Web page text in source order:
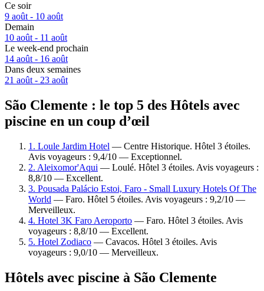
Ce soir
9 août - 10 août
Demain
10 août - 11 août
Le week-end prochain
14 août - 16 août
Dans deux semaines
21 août - 23 août
São Clemente : le top 5 des Hôtels avec
piscine en un coup d’œil
1. Loule Jardim Hotel — Centre Historique. Hôtel 3 étoiles.
Avis voyageurs : 9,4/10 — Exceptionnel.
2. Aleixomor'Aqui — Loulé. Hôtel 3 étoiles. Avis voyageurs :
8,8/10 — Excellent.
3. Pousada Palácio Estoi, Faro - Small Luxury Hotels Of The
World — Faro. Hôtel 5 étoiles. Avis voyageurs : 9,2/10 —
Merveilleux.
4. Hotel 3K Faro Aeroporto — Faro. Hôtel 3 étoiles. Avis
voyageurs : 8,8/10 — Excellent.
5. Hotel Zodiaco — Cavacos. Hôtel 3 étoiles. Avis
voyageurs : 9,0/10 — Merveilleux.
Hôtels avec piscine à São Clemente